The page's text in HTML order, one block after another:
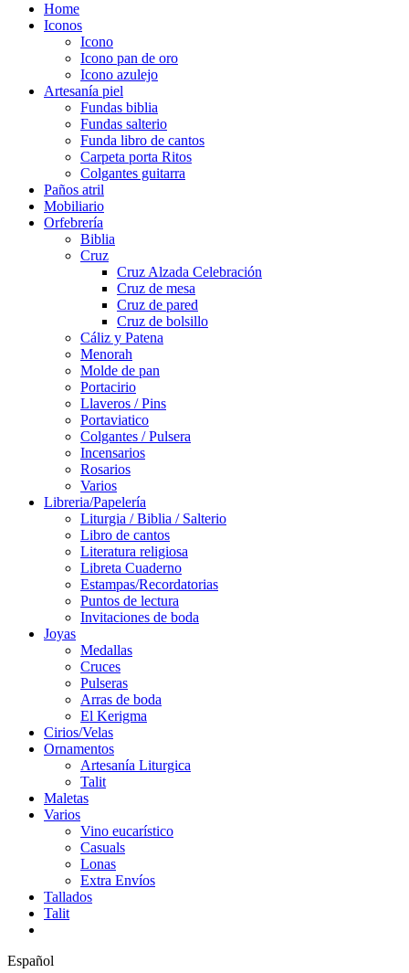
Home
Iconos
Icono
Icono pan de oro
Icono azulejo
Artesanía piel
Fundas biblia
Fundas salterio
Funda libro de cantos
Carpeta porta Ritos
Colgantes guitarra
Paños atril
Mobiliario
Orfebrería
Biblia
Cruz
Cruz Alzada Celebración
Cruz de mesa
Cruz de pared
Cruz de bolsillo
Cáliz y Patena
Menorah
Molde de pan
Portacirio
Llaveros / Pins
Portaviatico
Colgantes / Pulsera
Incensarios
Rosarios
Varios
Libreria/Papelería
Liturgia / Biblia / Salterio
Libro de cantos
Literatura religiosa
Libreta Cuaderno
Estampas/Recordatorias
Puntos de lectura
Invitaciones de boda
Joyas
Medallas
Cruces
Pulseras
Arras de boda
El Kerigma
Cirios/Velas
Ornamentos
Artesanía Liturgica
Talit
Maletas
Varios
Vino eucarístico
Casuals
Lonas
Extra Envíos
Tallados
Talit
Español